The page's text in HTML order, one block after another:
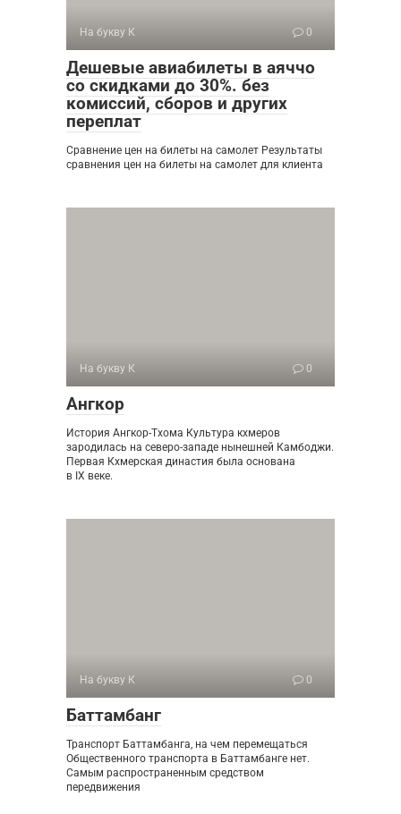
На букву К 0
Дешевые авиабилеты в аяччо
со скидками до 30%. без
комиссий, сборов и других
переплат
Сравнение цен на билеты на самолет Результаты
сравнения цен на билеты на самолет для клиента
На букву К 0
Ангкор
История Ангкор-Тхома Культура кхмеров
зародилась на северо-западе нынешней Камбоджи.
Первая Кхмерская династия была основана
в IX веке.
На букву К 0
Баттамбанг
Транспорт Баттамбанга, на чем перемещаться
Общественного транспорта в Баттамбанге нет.
Самым распространенным средством
передвижения